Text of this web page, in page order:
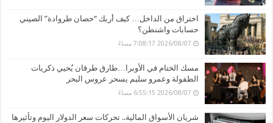
اختراق من الداخل… كيف أربك “حصان طروادة” الصيني
حسابات واشنطن؟
2026/08/07 7:08:17 مساءً
مسك الختام في الأوبرا…طارق طرقان يُحيي ذكريات
الطفولة وعمرو سليم يسحر عروس البحر
2026/08/07 6:55:15 مساءً
شريان الأسواق المالية.. تحركات سعر الدولار اليوم وتأثيرها